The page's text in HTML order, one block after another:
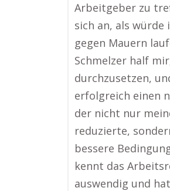
Arbeitgeber zu
sich an, als würde
gegen Mauern
Schmelzer half
durchzusetzen,
erfolgreich einen
der nicht nur
reduzierte,
bessere
kennt das
auswendig und